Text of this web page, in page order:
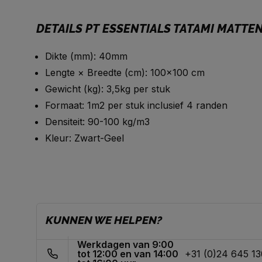
DETAILS PT ESSENTIALS TATAMI
Dikte (mm): 40mm
Lengte × Breedte (cm): 100×100 cm
Gewicht (kg): 3,5kg per stuk
Formaat: 1m2 per stuk inclusief 4 randen
Densiteit: 90-100 kg/m3
Kleur: Zwart-Geel
KUNNEN WE HELPEN?
Werkdagen van 9:00
tot 12:00 en van 14:00
+31 (0)24 645